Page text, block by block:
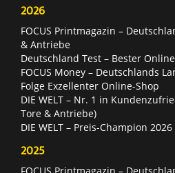
2026
FOCUS Printmagazin –
& Antriebe
Deutschland Test – Bester
FOCUS Money – Deutschlands
Folge Exzellenter Online-Shop
DIE WELT – Nr. 1 in
Tore & Antriebe)
DIE WELT – Preis-Champion
2025